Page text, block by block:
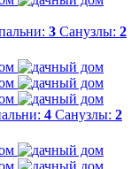
3 Санузлы: 2
4 Санузлы: 2